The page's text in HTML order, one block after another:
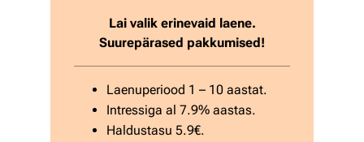
Lai valik erinevaid laene.
Suurepärased pakkumised!
Laenuperiood 1 – 10 aastat.
Intressiga al 7.9% aastas.
Haldustasu 5.9€.